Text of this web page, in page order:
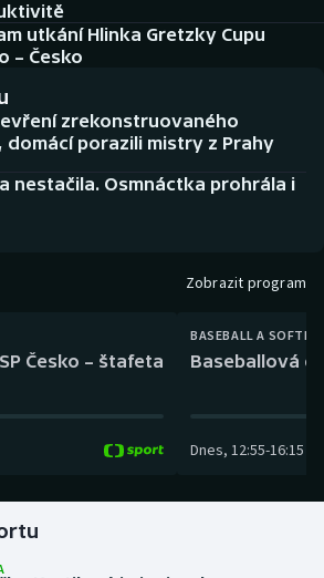
utkání Hlinka Gretzky Cupu
– Česko
zrekonstruovaného
domácí porazili mistry z Prahy
nestačila. Osmnáctka prohrála i
Zobrazit program
Česko – štafeta
BASEBALL A
Baseballová
Dnes, 12:55-16:15